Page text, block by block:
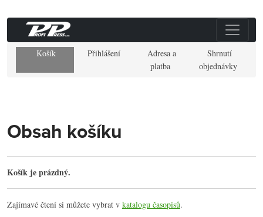
Košík Přihlášení
Adresa a
platba
Shrnutí
objednávky
Obsah košíku
Košík je prázdný.
Zajímavé čtení si můžete vybrat v katalogu časopisů.